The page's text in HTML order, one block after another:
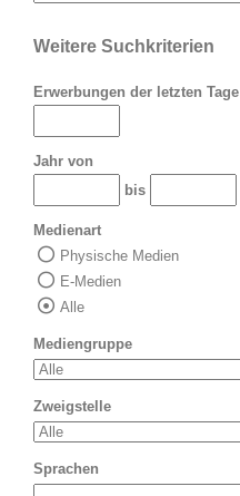
Weitere Suchkriterien
Erwerbungen der letzten Tage
Jahr von
bis
Medienart
Physische Medien
E-Medien
Alle
Mediengruppe
Zweigstelle
Sprachen